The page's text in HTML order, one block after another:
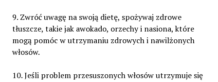
9. Zwróć uwagę na swoją dietę, spożywaj zdrowe
tłuszcze, takie jak awokado, orzechy i nasiona, które
mogą pomóc w utrzymaniu zdrowych i nawilżonych
włosów.
10. Jeśli problem przesuszonych włosów utrzymuje się